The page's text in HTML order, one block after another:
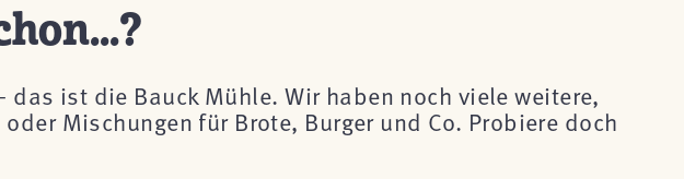
ist die Bauck Mühle. Wir haben noch viele weitere,
Mischungen für Brote, Burger und Co. Probiere doch